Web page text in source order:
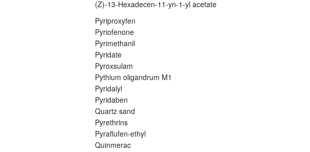
(Z)-13-Hexadecen-11-yn-1-yl acetate
Pyriproxyfen
Pyriofenone
Pyrimethanil
Pyridate
Pyroxsulam
Pythium oligandrum M1
Pyridalyl
Pyridaben
Quartz sand
Pyrethrins
Pyraflufen-ethyl
Quinmerac